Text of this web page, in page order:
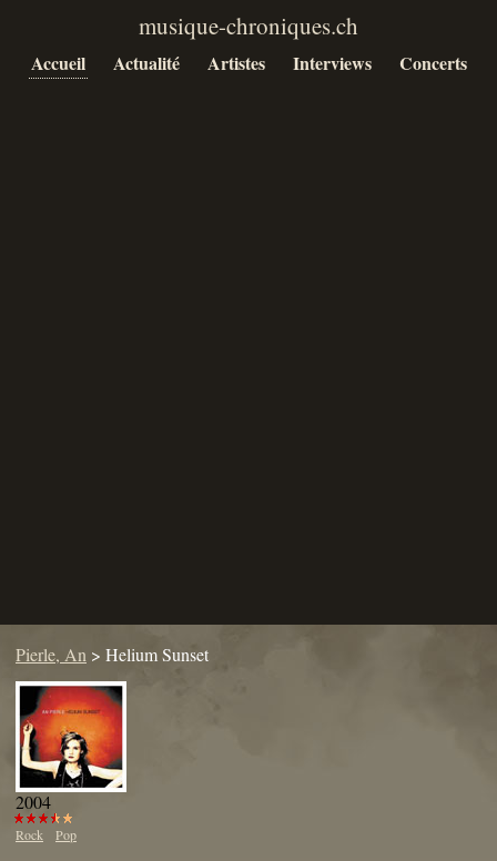
Accueil Actualité Artistes Interviews Concerts
Pierle, An > Helium Sunset
2004
Rock Pop